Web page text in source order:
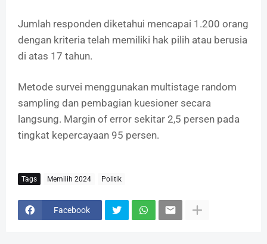
Jumlah responden diketahui mencapai 1.200 orang
dengan kriteria telah memiliki hak pilih atau berusia
di atas 17 tahun.
Metode survei menggunakan multistage random
sampling dan pembagian kuesioner secara
langsung. Margin of error sekitar 2,5 persen pada
tingkat kepercayaan 95 persen.
Tags Memilih 2024 Politik
Facebook